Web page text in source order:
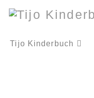
Tijo Kinderbuch